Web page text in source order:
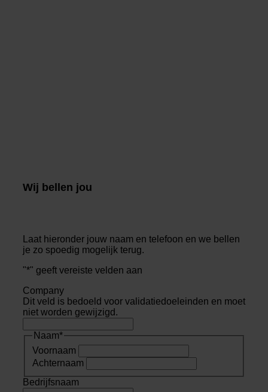
Wij bellen jou
Laat hieronder jouw naam en telefoon en we bellen
je zo spoedig mogelijk terug.
"*" geeft vereiste velden aan
Company
Dit veld is bedoeld voor validatiedoeleinden en moet
niet worden gewijzigd.
Naam*
Voornaam
Achternaam
Bedrijfsnaam